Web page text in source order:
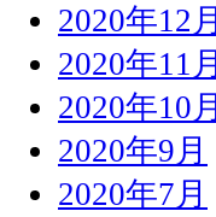
2020年12月
2020年11月
2020年10月
2020年9月
2020年7月